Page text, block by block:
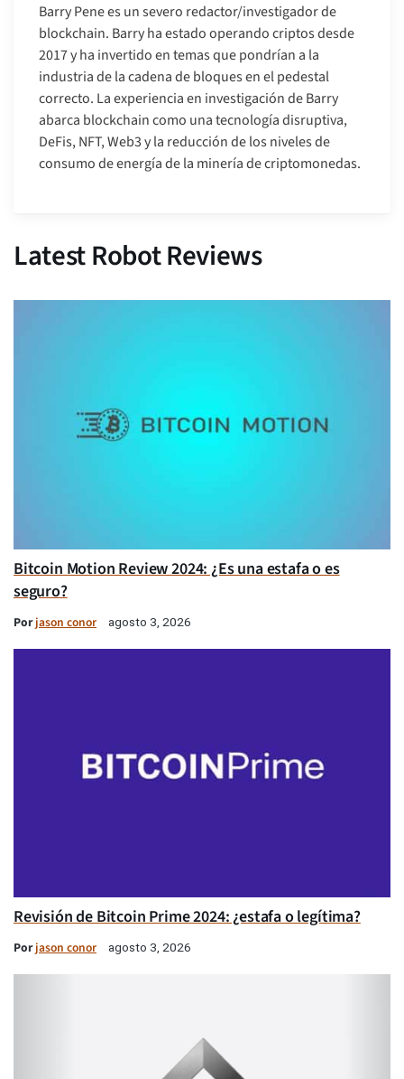
Barry Pene es un severo redactor/investigador de
blockchain. Barry ha estado operando criptos desde
2017 y ha invertido en temas que pondrían a la
industria de la cadena de bloques en el pedestal
correcto. La experiencia en investigación de Barry
abarca blockchain como una tecnología disruptiva,
DeFis, NFT, Web3 y la reducción de los niveles de
consumo de energía de la minería de criptomonedas.
Latest Robot Reviews
Bitcoin Motion Review 2024: ¿Es una estafa o es
seguro?
Porjason conor agosto 3, 2026
Revisión de Bitcoin Prime 2024: ¿estafa o legítima?
Porjason conor agosto 3, 2026